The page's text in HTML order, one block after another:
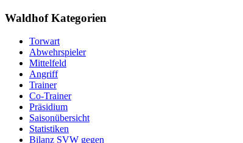
Waldhof Kategorien
Torwart
Abwehrspieler
Mittelfeld
Angriff
Trainer
Co-Trainer
Präsidium
Saisonübersicht
Statistiken
Bilanz SVW gegen